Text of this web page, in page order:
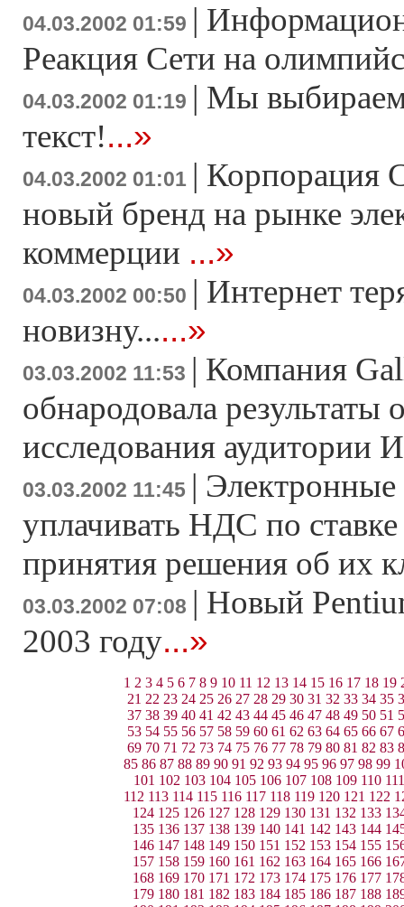
04.03.2002 01:59 |
Реакция Сети на
04.03.2002 01:19 | Мы
текст!...»
04.03.2002 01:01 | Корпорация
новый бренд на рынке
коммерции ...»
04.03.2002 00:50 | Интернет
новизну......»
03.03.2002 11:53 | Компания
обнародовала результаты
исследования аудитории
03.03.2002 11:45 |
уплачивать НДС по
принятия решения об их
03.03.2002 07:08 | Новый
2003 году...»
1 2 3 4 5 6 7 8 9 10 11 12 13 14 15 16 17 18 19
21 22 23 24 25 26 27 28 29 30 31 32 33 34 35
37 38 39 40 41 42 43 44 45 46 47 48 49 50 51
53 54 55 56 57 58 59 60 61 62 63 64 65 66 67
69 70 71 72 73 74 75 76 77 78 79 80 81 82 83
85 86 87 88 89 90 91 92 93 94 95 96 97 98 99
101 102 103 104 105 106 107 108 109 110 111
112 113 114 115 116 117 118 119 120 121 122
124 125 126 127 128 129 130 131 132 133
135 136 137 138 139 140 141 142 143 144
146 147 148 149 150 151 152 153 154 155
157 158 159 160 161 162 163 164 165 166
168 169 170 171 172 173 174 175 176 177
179 180 181 182 183 184 185 186 187 188